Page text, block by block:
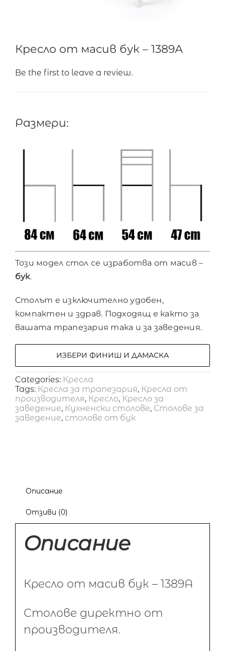
Кресло от масив бук – 1389А
Be the first to leave a review.
Размери:
Този модел стол се изработва от масив –
бук.
Столът е изключително удобен,
компактен и здрав. Подходящ е както за
вашата трапезария така и за заведения.
ИЗБЕРИ ФИНИШ И ДАМАСКА
Categories: Кресла
Tags: Кресла за трапезария, Кресла от
производителя, Кресло, Кресло за
заведение, Кухненски столове, Столове за
заведение, столове от бук
Описание
Отзиви (0)
Описание
Кресло от масив бук – 1389А
Столове директно от
производителя.